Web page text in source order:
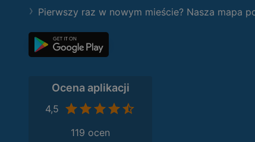
Pierwszy raz w nowym mieście? Nasza mapa
Ocena aplikacji
4,5
119 ocen